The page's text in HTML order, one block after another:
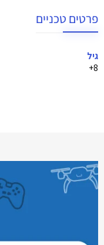
פרטים טכניים
גיל
8+